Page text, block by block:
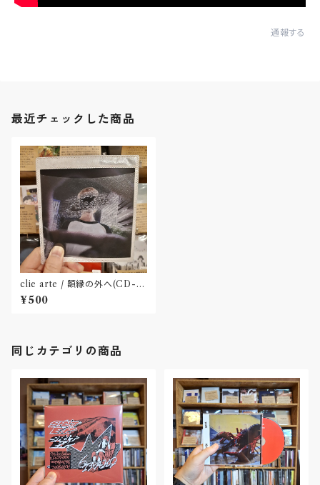
通報する
最近チェックした商品
clie arte / 額縁の外へ(CD-R)
〝名古屋〟
¥500
同じカテゴリの商品